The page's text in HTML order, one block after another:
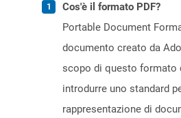
Cos'è il formato PDF?
Portable Document
documento creato da
scopo di questo formato
introdurre uno standard
rappresentazione di